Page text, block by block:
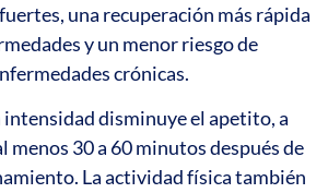
una recuperación más rápida
y un menor riesgo de
crónicas.
intensidad disminuye el apetito, a
menos 30 a 60 minutos después de
La actividad física también